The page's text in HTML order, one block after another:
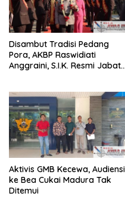
Disambut Tradisi Pedang
Pora, AKBP Raswidiati
Anggraini, S.I.K. Resmi Jabat
Aktivis GMB Kecewa, Audiensi
ke Bea Cukai Madura Tak
Ditemui